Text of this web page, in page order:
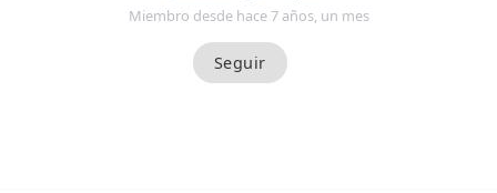
Miembro desde hace 7 años, un mes